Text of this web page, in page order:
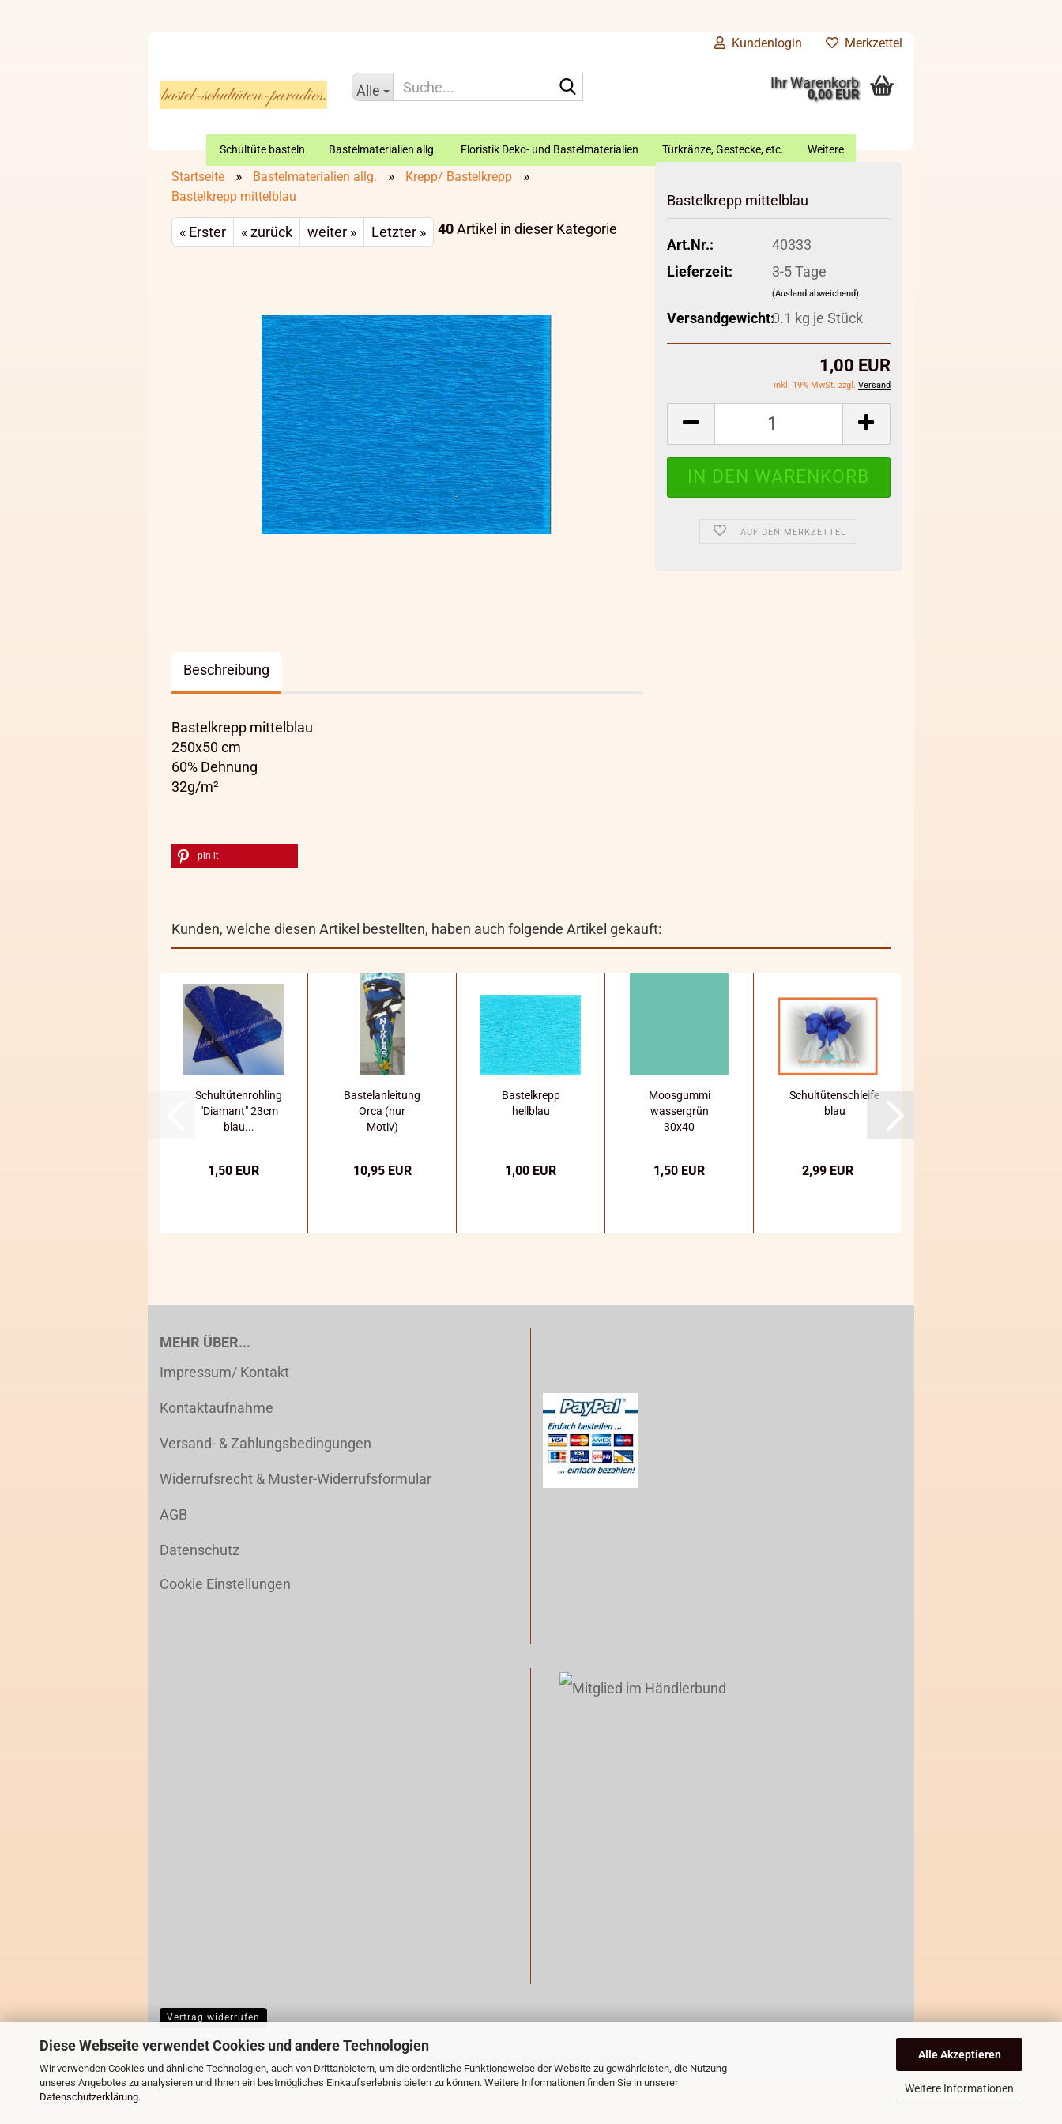
Diese Webseite verwendet Cookies und andere Technologien
Wir verwenden Cookies und ähnliche Technologien, auch von Drittanbietern, um die ordentliche Funktionsweise der Website zu gewährleisten, die Nutzung
unseres Angebotes zu analysieren und Ihnen ein bestmögliches Einkaufserlebnis bieten zu können. Weitere Informationen finden Sie in unserer
Datenschutzerklärung.
Alle Akzeptieren
Weitere Informationen
Kundenlogin Merkzettel
Alle Ihr Warenkorb
0,00 EUR
Schultüte basteln Bastelmaterialien allg. Floristik Deko- und Bastelmaterialien Türkränze, Gestecke, etc. Weitere
Startseite » Bastelmaterialien allg. » Krepp/ Bastelkrepp »
Bastelkrepp mittelblau
« Erster « zurück weiter » Letzter » 40Artikel in dieser Kategorie
Bastelkrepp mittelblau
Art.Nr.:
40333
Lieferzeit:
3-5 Tage
(Ausland abweichend)
Versandgewicht:0.1 kg je Stück
1,00 EUR
inkl. 19% MwSt. zzgl. Versand
AUF DEN MERKZETTEL
Beschreibung
Bastelkrepp mittelblau
250x50 cm
60% Dehnung
32g/m²
pin it
Kunden, welche diesen Artikel bestellten, haben auch folgende Artikel gekauft:
Schultütenrohling
"Diamant" 23cm
blau...
1,50 EUR
Bastelanleitung
Orca (nur
Motiv)
10,95 EUR
Bastelkrepp
hellblau
1,00 EUR
Moosgummi
wassergrün
30x40
1,50 EUR
Schultütenschleife
blau
2,99 EUR
MEHR ÜBER...
Impressum/ Kontakt
Kontaktaufnahme
Versand- & Zahlungsbedingungen
Widerrufsrecht & Muster-Widerrufsformular
AGB
Datenschutz
Cookie Einstellungen
Vertrag widerrufen
Shopsystem by Gambio.de © 2026